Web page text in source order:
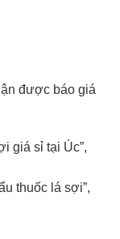
được báo giá
giá sỉ tại Úc”,
thuốc lá sợi”,